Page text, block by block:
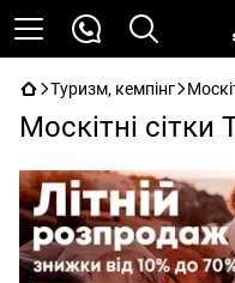
Туризм, кемпінг
Москітні сітки